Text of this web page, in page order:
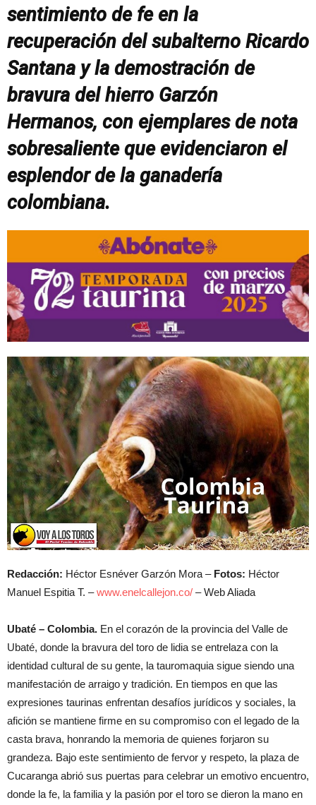
sentimiento de fe en la
recuperación del subalterno Ricardo
Santana y la demostración de
bravura del hierro Garzón
Hermanos, con ejemplares de nota
sobresaliente que evidenciaron el
esplendor de la ganadería
colombiana.
Redacción: Héctor Esnéver Garzón Mora – Fotos: Héctor
Manuel Espitia T. –www.enelcallejon.co/ – Web Aliada
Ubaté – Colombia. En el corazón de la provincia del Valle de
Ubaté, donde la bravura del toro de lidia se entrelaza con la
identidad cultural de su gente, la tauromaquia sigue siendo una
manifestación de arraigo y tradición. En tiempos en que las
expresiones taurinas enfrentan desafíos jurídicos y sociales, la
afición se mantiene firme en su compromiso con el legado de la
casta brava, honrando la memoria de quienes forjaron su
grandeza. Bajo este sentimiento de fervor y respeto, la plaza de
Cucaranga abrió sus puertas para celebrar un emotivo encuentro,
donde la fe, la familia y la pasión por el toro se dieron la mano en